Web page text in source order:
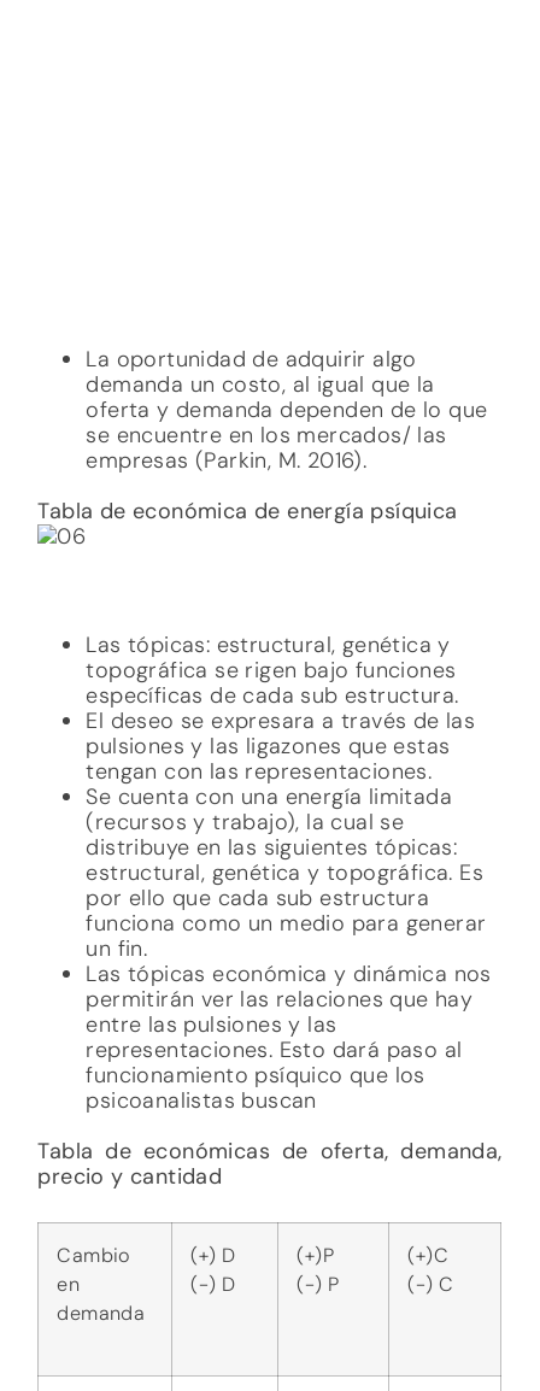
(recursos y trabajo), la cual se
distribuye en las siguientes tópicas:
estructural, genética y topográfica. Es
por ello que cada sub estructura
funciona como un medio para generar
un fin.
Las tópicas económica y dinámica nos
permitirán ver las relaciones que hay
Tabla de económicas de oferta, demanda,
precio y cantidad
Cambio
en
demanda
(+) D
(-) D
(+)P
(-) P
(+)C
(-) C
Cambio
cantidad
y no de
demanda
(+) O
(-) P
(+)P
(+)C
(-) C
Cambio
en
y no de
oferta
(+) D
(-) D
(+)P –
Cambio
y no